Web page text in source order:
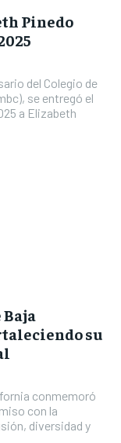
Pinedo
del Colegio de
se entregó el
a Elizabeth
su
conmemoró
con la
diversidad y